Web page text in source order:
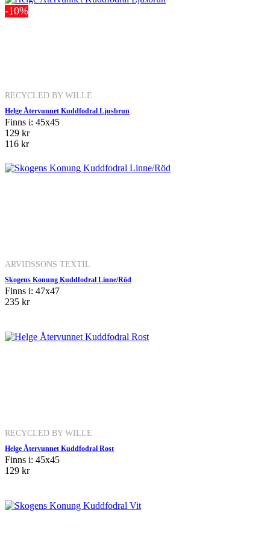
-10%
RECYCLED BY WILLE
Helge Återvunnet Kuddfodral Ljusbrun
Finns i: 45x45
129 kr
116 kr
ARVIDSSONS TEXTIL
Skogens Konung Kuddfodral Linne/Röd
Finns i: 47x47
235 kr
RECYCLED BY WILLE
Helge Återvunnet Kuddfodral Rost
Finns i: 45x45
129 kr